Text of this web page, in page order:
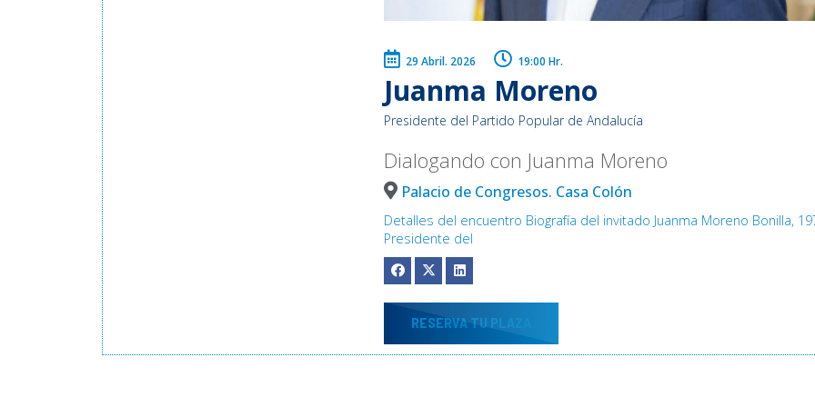
29 Abril. 2026 19:00 Hr.
Juanma Moreno
Presidente del Partido Popular de Andalucía
Dialogando con Juanma Moreno
Palacio de Congresos. Casa Colón
Detalles del encuentro Biografía del invitado Juanma Moreno Bonilla,
Presidente del
RESERVA TU PLAZA